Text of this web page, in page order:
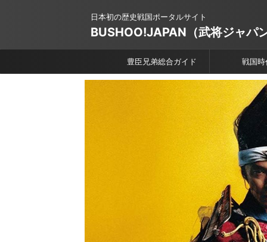
日本初の歴史戦国ポータルサイト
BUSHOO!JAPAN（武将ジャパ
豊臣兄弟総合ガイド 戦国時